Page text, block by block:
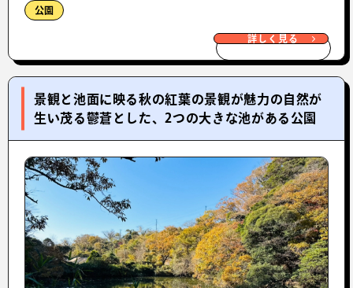
公園
詳しく見る
景観と池面に映る秋の紅葉の景観が魅力の自然が
生い茂る鬱蒼とした、2つの大きな池がある公園